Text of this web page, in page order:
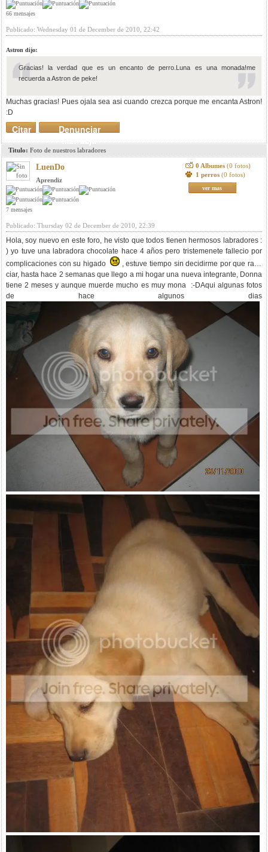
66 mensajes
Publicado: Wednesday 01 de December de 2010, 22:42
Astron dijo:
Gracias! la verdad que es un encanto de perro.Luna es una monada!me
recuerda a Astron de peke!
Muchas gracias! Pues ojala sea asi cuando crezca porque me encanta Astron!
:D
Denunciar
mensaje
Citar
Titulo: Foto de nuestros labradores
LuenDo
Aprendiz
7 mensajes
0 Albumes (0 fotos)
1 perros (0 fotos)
ver mas
Publicado: Thursday 02 de December de 2010, 22:39
Hola, soy nuevo en este foro, he visto que todos tienen hermosos labradores :
) yo tuve una labradora chocolate hace 4 años pero tristemenete fallecio por
complicaciones con su higado
, estuve tiempo sin decidirme por que raza
ciar, hasta hace 2 semanas que llego a mi hogar una nueva integrante, Donna
tiene 2 meses y aunque muerde mucho es muy mona :-DAqui algunas fotos
de hace algunos dias